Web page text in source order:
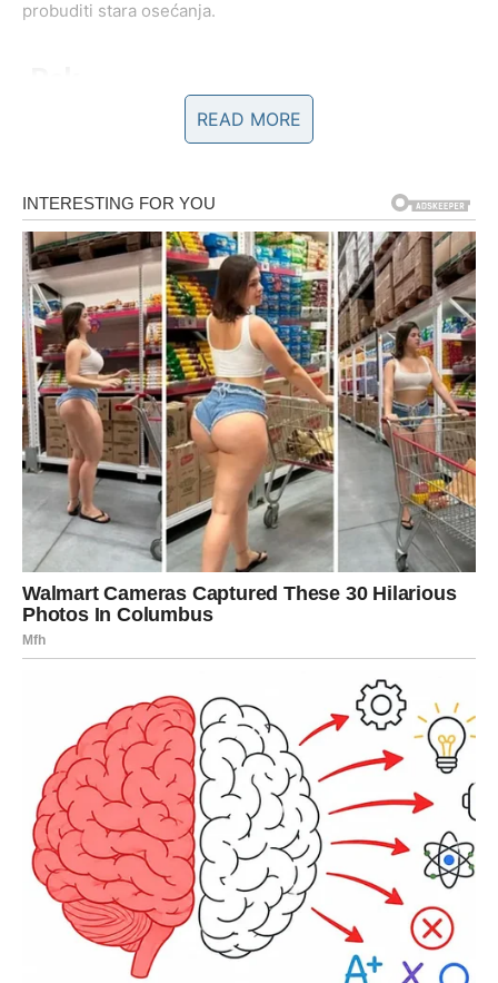
probuditi stara osećanja.
Rakovi u sredini sedmice mogu osetiti snažnu emotivnu
su vam važni i pokušati da pronađete način da ih učinite
stabilnijim.
Na poslovnom planu stvari se kreću sporije nego što
biste želeli, ali strpljenje će se isplatiti. U ljubavi je
moguće prijatno iznenađenje od partnera ili osobe koja
vam je bliska.
Lav
Lavovi ulaze u period u kojem mogu dobiti priliku da
pokažu svoje sposobnosti. Na poslu se može pojaviti
situacija u kojoj će vaše ideje biti primećene i cenjene.
U ljubavi je dan pun strasti i emocija. Ako ste u vezi,
odnos može dobiti novu energiju. Slobodni Lavovi mogu
Devica
Device u sredini sedmice mogu osetiti potrebu da
naprave red u nekim životnim situacijama. Možda ćete
želeti da završite obaveze koje ste dugo odlagali.
Na poslovnom planu vaša preciznost i odgovornost mogu
doneti priznanje. U ljubavi je važno da budete otvoreni za
razgovor i da ne držite emocije u sebi.
READ MORE